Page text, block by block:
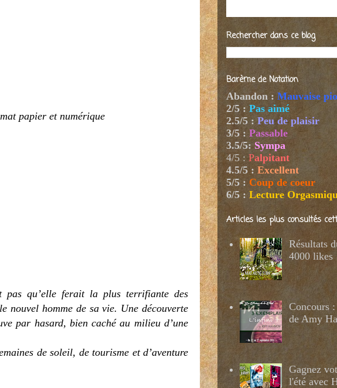
papier et numérique
pas qu’elle ferait la plus terrifiante des
nouvel homme de sa vie. Une découverte
par hasard, bien caché au milieu d’une
de soleil, de tourisme et d’aventure
Rechercher dans ce blog
Barème de Notation
Abandon : Mauvaise
2/5 : Pas aimé
2.5/5 : Peu de plaisir
3/5 : Passable
3.5/5: Sympa
4/5 : Palpitant
4.5/5 : Excellent
5/5 : Coup de coeur
6/5: Lecture
Articles les plus consultés
Résultats
4000 likes
Concours
de Amy
Gagnez
l'été avec